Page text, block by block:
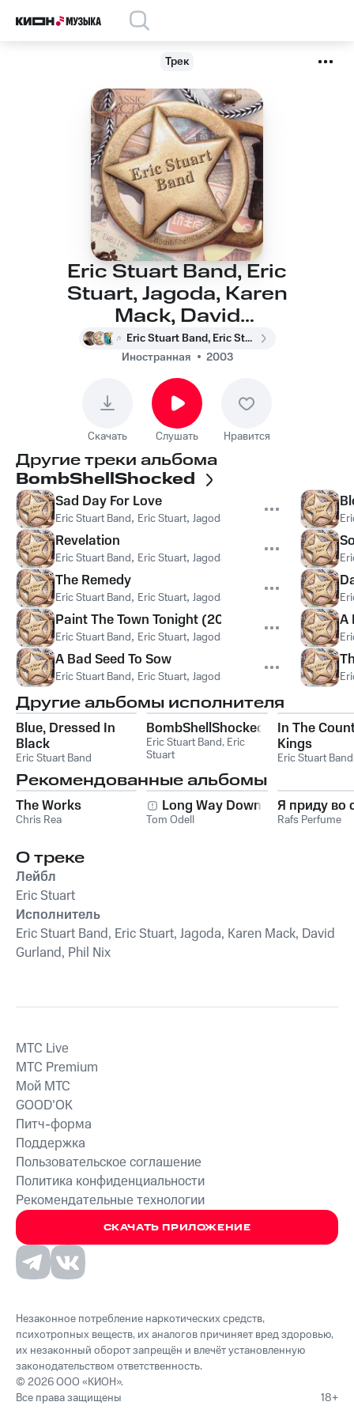
Трек
Eric Stuart Band, Eric
Stuart, Jagoda, Karen
Mack, David
Gurland, Phil Nix - A
Bad Seed To Sow
Eric Stuart Band, Eric Stuart, Jagoda, Karen Mack, David Gurland, Phil Nix
Иностранная
2003
Скачать Слушать Нравится
Другие треки альбома
BombShellShocked
Sad Day For Love
Eric Stuart Band, Eric Stuart, Jagoda Jenna Malizia,
Revelation
Eric Stuart Band, Eric Stuart, Jagoda Jenna Malizia,
The Remedy
Eric Stuart Band, Eric Stuart, Jagoda Jenna Malizia,
Paint The Town Tonight (2003)
Eric Stuart Band, Eric Stuart, Jagoda Phil Nix,
A Bad Seed To Sow
Eric Stuart Band, Eric Stuart, Jagoda David
A
Другие альбомы исполнителя
Blue, Dressed In
Black
Eric Stuart Band
BombShellShocked
Eric Stuart Band, Eric
Stuart
In The
Kings
Eric Stuart Band
Рекомендованные альбомы
The Works
Chris Rea
Long Way Down
Tom Odell
Я приду во
Rafs Perfume
О треке
Лейбл
Eric Stuart
Исполнитель
Eric Stuart Band, Eric Stuart, Jagoda, Karen Mack, David
Gurland, Phil Nix
СКАЧАТЬ ПРИЛОЖЕНИЕ
MTС Live
MTС Premium
Мой МТС
GOOD’OK
Питч-форма
Поддержка
Пользовательское соглашение
Политика конфиденциальности
Рекомендательные технологии
Незаконное потребление наркотических средств,
психотропных веществ, их аналогов причиняет вред здоровью,
их незаконный оборот запрещён и влечёт установленную
законодательством ответственность.
© 2026 ООО «КИОН».
Все права защищены
18+